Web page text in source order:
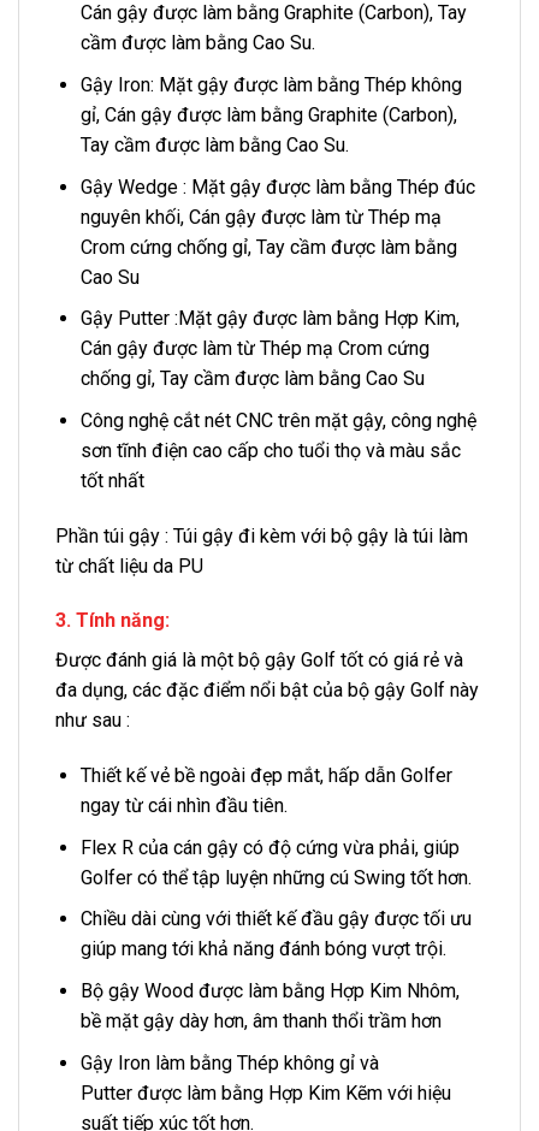
Cán gậy được làm bằng Graphite (Carbon), Tay
cầm được làm bằng Cao Su.
Gậy Iron: Mặt gậy được làm bằng Thép không
gỉ, Cán gậy được làm bằng Graphite (Carbon),
Tay cầm được làm bằng Cao Su.
Gậy Wedge : Mặt gậy được làm bằng Thép đúc
nguyên khối, Cán gậy được làm từ Thép mạ
Crom cứng chống gỉ, Tay cầm được làm bằng
Cao Su
Gậy Putter :Mặt gậy được làm bằng Hợp Kim,
Cán gậy được làm từ Thép mạ Crom cứng
chống gỉ, Tay cầm được làm bằng Cao Su
Công nghệ cắt nét CNC trên mặt gậy, công nghệ
sơn tĩnh điện cao cấp cho tuổi thọ và màu sắc
tốt nhất
Phần túi gậy : Túi gậy đi kèm với bộ gậy là túi làm
từ chất liệu da PU
3. Tính năng:
Được đánh giá là một bộ gậy Golf tốt có giá rẻ và
đa dụng, các đặc điểm nổi bật của bộ gậy Golf này
như sau :
Thiết kế vẻ bề ngoài đẹp mắt, hấp dẫn Golfer
ngay từ cái nhìn đầu tiên.
Flex R của cán gậy có độ cứng vừa phải, giúp
Golfer có thể tập luyện những cú Swing tốt hơn.
Chiều dài cùng với thiết kế đầu gậy được tối ưu
giúp mang tới khả năng đánh bóng vượt trội.
Bộ gậy Wood được làm bằng Hợp Kim Nhôm,
bề mặt gậy dày hơn, âm thanh thổi trầm hơn
Gậy Iron làm bằng Thép không gỉ và
Putter được làm bằng Hợp Kim Kẽm với hiệu
suất tiếp xúc tốt hơn.